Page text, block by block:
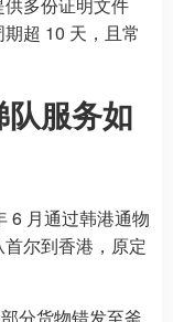
超 10 天，且常
服务如
6 月通过韩港通物
尔到香港，原定